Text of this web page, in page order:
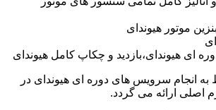
موتور هیوندای
ای هیوندای،بازدید و چکاپ کامل هیوندای
انجام سرویس های دوره ای هیوندای در
اصلی ارائه می گردد.